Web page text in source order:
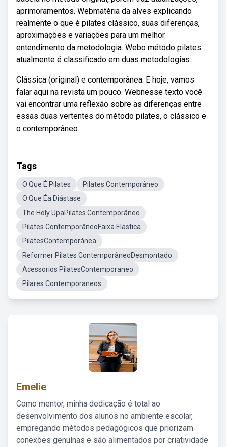
aprimoramentos. Webmatéria da alves explicando
realmente o que é pilates clássico, suas diferenças,
aproximações e variações para um melhor
entendimento da metodologia. Webo método pilates
atualmente é classificado em duas metodologias:
Clássica (original) e contemporânea. E hoje, vamos
falar aqui na revista um pouco. Webnesse texto você
vai encontrar uma reflexão sobre as diferenças entre
essas duas vertentes do método pilates, o clássico e
o contemporâneo.
Tags
O Que É Pilates
Pilates Contemporâneo
O Que Éa Diástase
The Holy UpaPilates Contemporâneo
Pilates ContemporâneoFaixa Elastica
PilatesContemporánea
Reformer Pilates ContemporâneoDesmontado
Acessorios PilatesContemporaneo
Pilares Contemporaneos
Emelie
Como mentor, minha dedicação é total ao
desenvolvimento dos alunos no ambiente escolar,
empregando métodos pedagógicos que priorizam
conexões genuínas e são alimentados por criatividade